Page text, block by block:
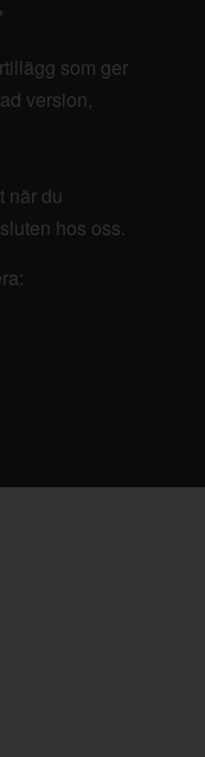
som ger
version,
när du
hos oss.